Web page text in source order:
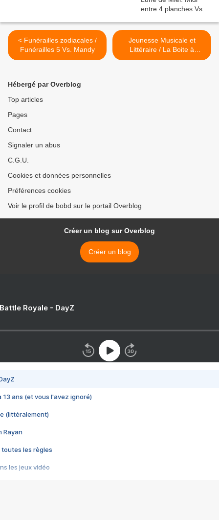
< Funérailles zodiacales /
Funérailles 5 Vs. Mandy
Jeunesse Musicale et
Littéraire / La Boite à
Musique 2. Le Fantôme des
Hébergé par Overblog
Top articles
Pages
Contact
Signaler un abus
C.G.U.
Cookies et données personnelles
Préférences cookies
Voir le profil de bobd sur le portail Overblog
Créer un blog sur Overblog
Créer un blog
Royale - DayZ
13 ans (et vous l'avez ignoré)
(littéralement)
Rayan
toutes les règles
les jeux vidéo